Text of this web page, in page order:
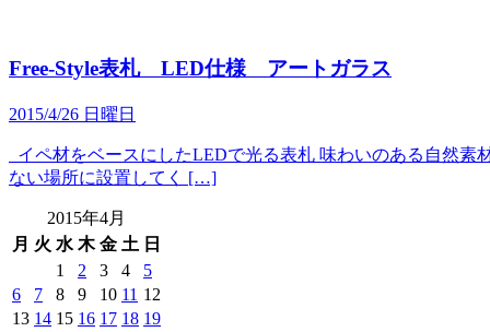
Free-Style表札 LED仕様 アートガラス
2015/4/26 日曜日
イペ材をベースにしたLEDで光る表札 味わいのある自然
ない場所に設置してく […]
2015年4月
月 火 水 木 金 土 日
1
2 3 4
5
6
7 8 9 10 11 12
13 14 15 16 17 18 19